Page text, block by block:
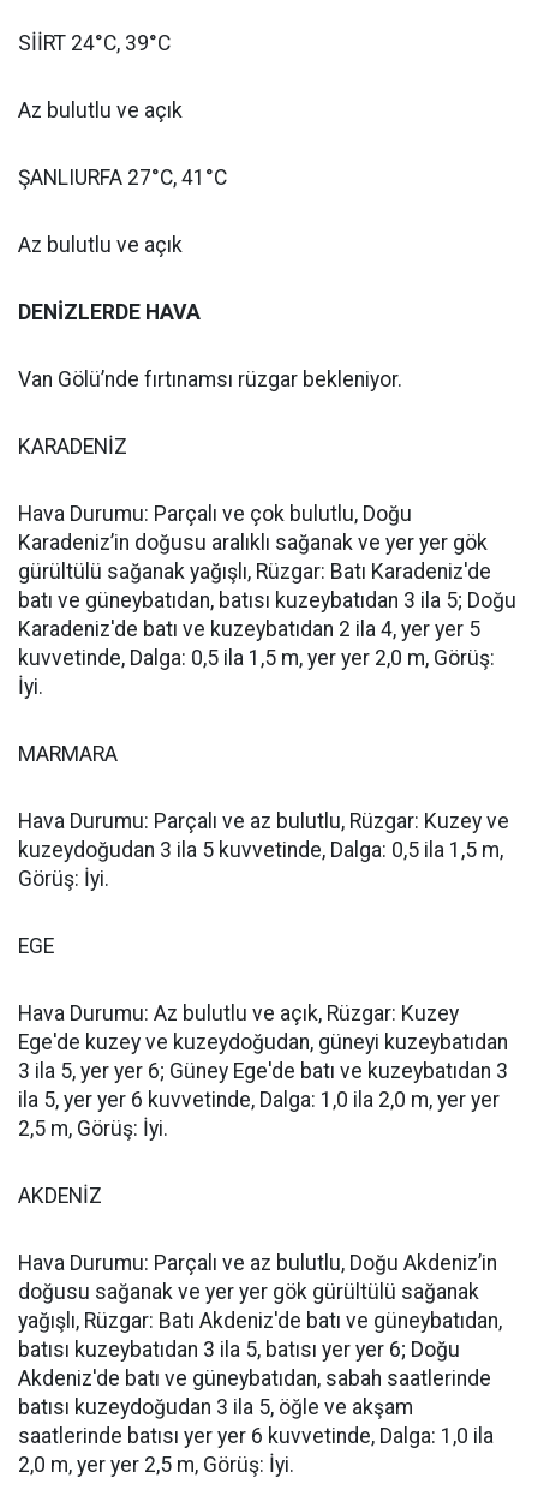
SİİRT 24°C, 39°C
Az bulutlu ve açık
ŞANLIURFA 27°C, 41°C
Az bulutlu ve açık
DENİZLERDE HAVA
Van Gölü’nde fırtınamsı rüzgar bekleniyor.
KARADENİZ
Hava Durumu: Parçalı ve çok bulutlu, Doğu
Karadeniz’in doğusu aralıklı sağanak ve yer yer gök
gürültülü sağanak yağışlı, Rüzgar: Batı Karadeniz'de
batı ve güneybatıdan, batısı kuzeybatıdan 3 ila 5; Doğu
Karadeniz'de batı ve kuzeybatıdan 2 ila 4, yer yer 5
kuvvetinde, Dalga: 0,5 ila 1,5 m, yer yer 2,0 m, Görüş:
İyi.
MARMARA
Hava Durumu: Parçalı ve az bulutlu, Rüzgar: Kuzey ve
kuzeydoğudan 3 ila 5 kuvvetinde, Dalga: 0,5 ila 1,5 m,
Görüş: İyi.
EGE
Hava Durumu: Az bulutlu ve açık, Rüzgar: Kuzey
Ege'de kuzey ve kuzeydoğudan, güneyi kuzeybatıdan
3 ila 5, yer yer 6; Güney Ege'de batı ve kuzeybatıdan 3
ila 5, yer yer 6 kuvvetinde, Dalga: 1,0 ila 2,0 m, yer yer
2,5 m, Görüş: İyi.
AKDENİZ
Hava Durumu: Parçalı ve az bulutlu, Doğu Akdeniz’in
doğusu sağanak ve yer yer gök gürültülü sağanak
yağışlı, Rüzgar: Batı Akdeniz'de batı ve güneybatıdan,
batısı kuzeybatıdan 3 ila 5, batısı yer yer 6; Doğu
Akdeniz'de batı ve güneybatıdan, sabah saatlerinde
batısı kuzeydoğudan 3 ila 5, öğle ve akşam
saatlerinde batısı yer yer 6 kuvvetinde, Dalga: 1,0 ila
2,0 m, yer yer 2,5 m, Görüş: İyi.